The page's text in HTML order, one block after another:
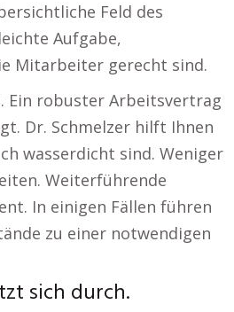
Feld des
Aufgabe,
Mitarbeiter gerecht sind.
Ein robuster Arbeitsvertrag
Dr. Schmelzer hilft Ihnen
wasserdicht sind. Weniger
Weiterführende
In einigen Fällen führen
zu einer notwendigen
sich durch.